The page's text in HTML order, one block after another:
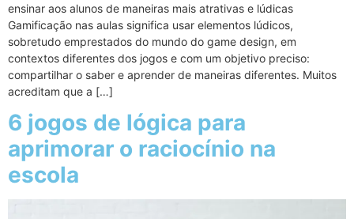
ensinar aos alunos de maneiras mais atrativas e lúdicas
Gamificação nas aulas significa usar elementos lúdicos,
sobretudo emprestados do mundo do game design, em
contextos diferentes dos jogos e com um objetivo preciso:
compartilhar o saber e aprender de maneiras diferentes. Muitos
acreditam que a […]
6 jogos de lógica para
aprimorar o raciocínio na
escola